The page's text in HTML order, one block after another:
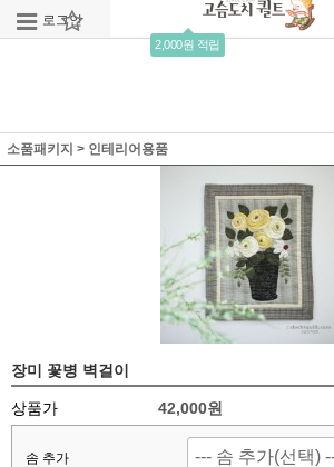
로그인 회원가입
2,000원 적립
주문조회
소품패키지 > 인테리어용품
장미 꽃병 벽걸이
상품가 42,000원
솜 추가